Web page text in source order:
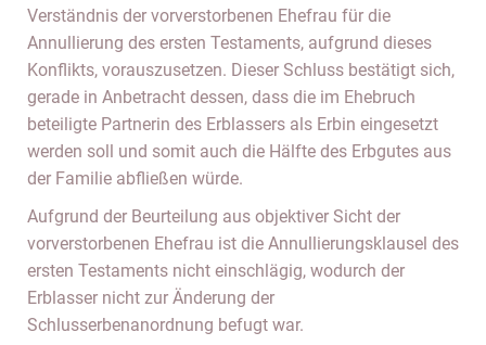
Verständnis der vorverstorbenen Ehefrau für die
Annullierung des ersten Testaments, aufgrund dieses
Konflikts, vorauszusetzen. Dieser Schluss bestätigt sich,
gerade in Anbetracht dessen, dass die im Ehebruch
beteiligte Partnerin des Erblassers als Erbin eingesetzt
werden soll und somit auch die Hälfte des Erbgutes aus
der Familie abfließen würde.
Aufgrund der Beurteilung aus objektiver Sicht der
vorverstorbenen Ehefrau ist die Annullierungsklausel des
ersten Testaments nicht einschlägig, wodurch der
Erblasser nicht zur Änderung der
Schlusserbenanordnung befugt war.